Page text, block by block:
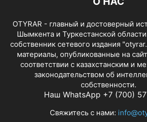
OTYRAR - главный и достоверный
Шымкента и Туркестанской
собственник сетевого издания
материалы, опубликованные на
соответствии с казахстанским и
законодательством об
собственности.
Наш WhatsApp +7 (700)
Свяжитесь с нами: